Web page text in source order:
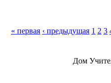
« первая ‹ предыдущая 1 2 3
Дом